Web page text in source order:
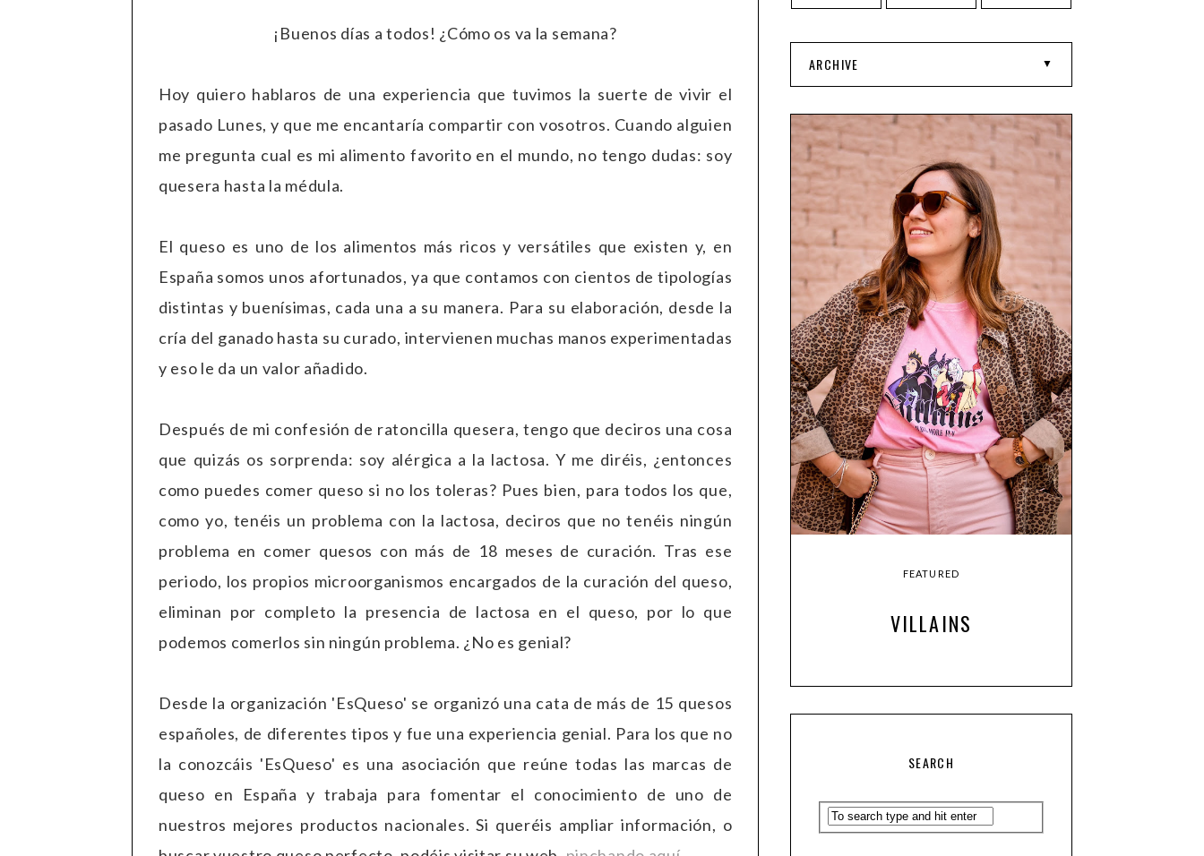
¡Buenos días a todos! ¿Cómo os va la semana?
Hoy quiero hablaros de una experiencia que tuvimos la suerte de vivir el
pasado Lunes, y que me encantaría compartir con vosotros. Cuando alguien
me pregunta cual es mi alimento favorito en el mundo, no tengo dudas: soy
quesera hasta la médula.
El queso es uno de los alimentos más ricos y versátiles que existen y, en
España somos unos afortunados, ya que contamos con cientos de tipologías
distintas y buenísimas, cada una a su manera. Para su elaboración, desde la
cría del ganado hasta su curado, intervienen muchas manos experimentadas
y eso le da un valor añadido.
Después de mi confesión de ratoncilla quesera, tengo que deciros una cosa
que quizás os sorprenda: soy alérgica a la lactosa. Y me diréis, ¿entonces
como puedes comer queso si no los toleras? Pues bien, para todos los que,
como yo, tenéis un problema con la lactosa, deciros que no tenéis ningún
problema en comer quesos con más de 18 meses de curación. Tras ese
periodo, los propios microorganismos encargados de la curación del queso,
eliminan por completo la presencia de lactosa en el queso, por lo que
podemos comerlos sin ningún problema. ¿No es genial?
Desde la organización 'EsQueso' se organizó una cata de más de 15 quesos
españoles, de diferentes tipos y fue una experiencia genial. Para los que no
la conozcáis 'EsQueso' es una asociación que reúne todas las marcas de
queso en España y trabaja para fomentar el conocimiento de uno de
nuestros mejores productos nacionales. Si queréis ampliar información, o
ARCHIVE
FEATURED
VILLAINS
SEARCH